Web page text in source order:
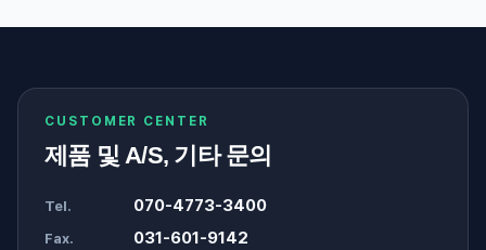
CUSTOMER CENTER
제품 및 A/S, 기타 문의
Tel. 070-4773-3400
Fax. 031-601-9142